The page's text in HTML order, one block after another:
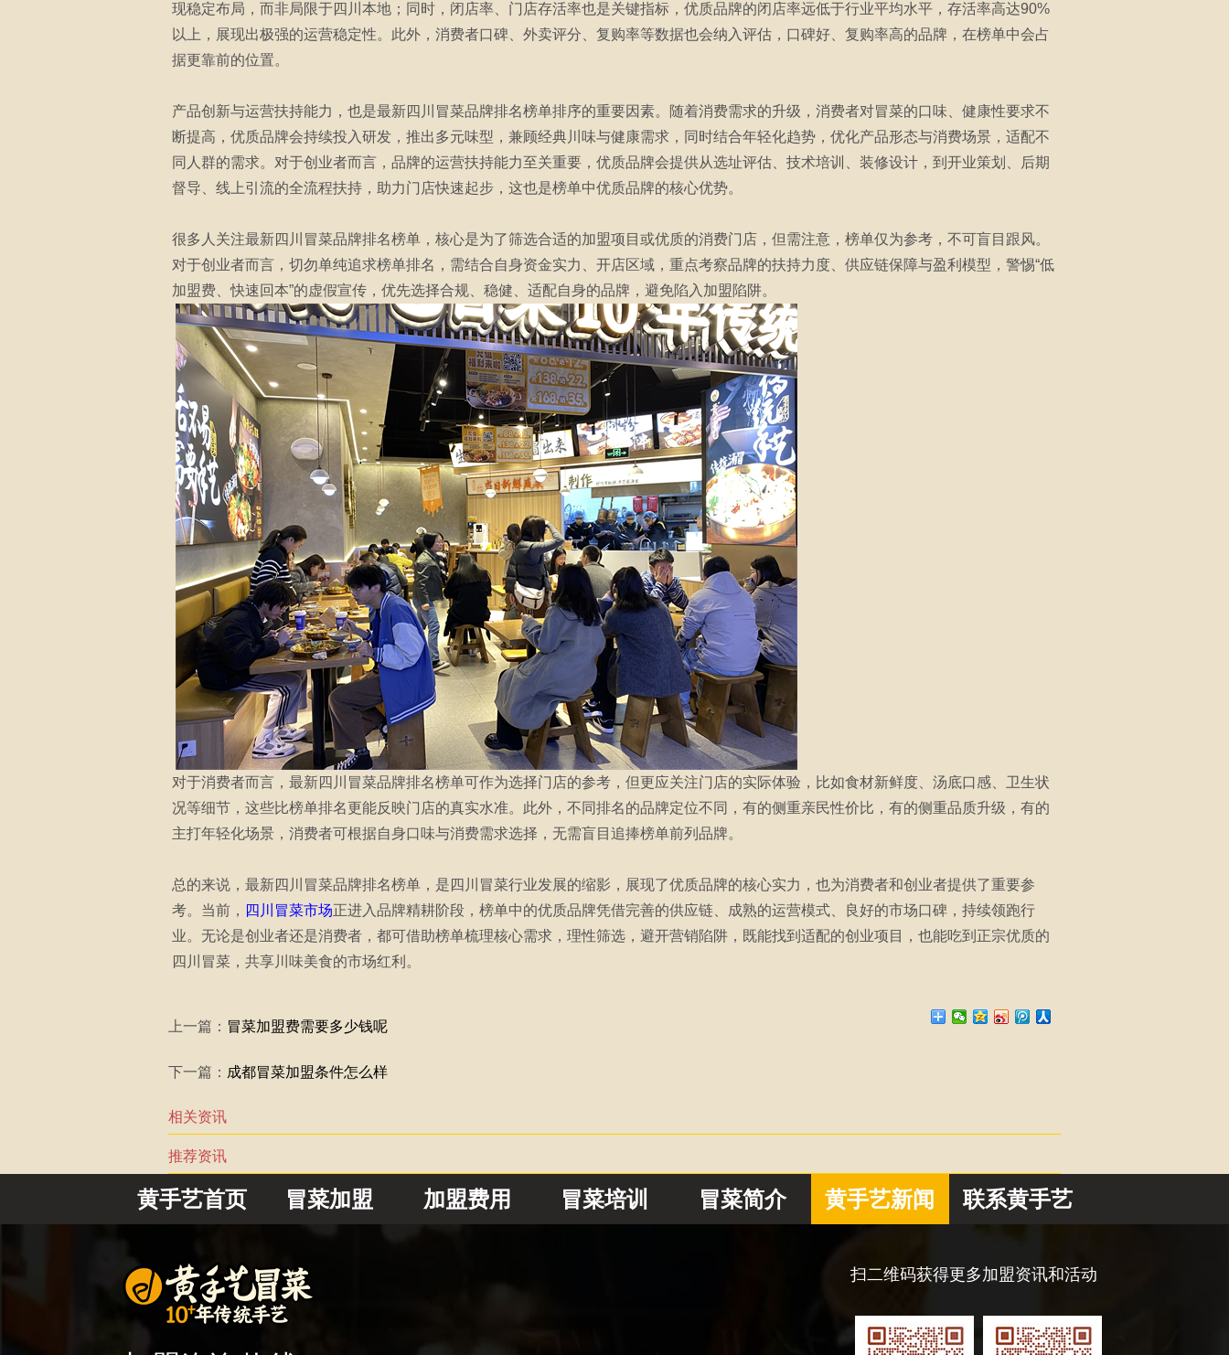
现稳定布局，而非局限于四川本地；同时，闭店率、门店存活率也是关键指标，优质品牌的闭店率远低于行业平均水平，存活率高达90%
以上，展现出极强的运营稳定性。此外，消费者口碑、外卖评分、复购率等数据也会纳入评估，口碑好、复购率高的品牌，在榜单中会占
据更靠前的位置。
产品创新与运营扶持能力，也是最新四川冒菜品牌排名榜单排序的重要因素。随着消费需求的升级，消费者对冒菜的口味、健康性要求不
断提高，优质品牌会持续投入研发，推出多元味型，兼顾经典川味与健康需求，同时结合年轻化趋势，优化产品形态与消费场景，适配不
同人群的需求。对于创业者而言，品牌的运营扶持能力至关重要，优质品牌会提供从选址评估、技术培训、装修设计，到开业策划、后期
督导、线上引流的全流程扶持，助力门店快速起步，这也是榜单中优质品牌的核心优势。
很多人关注最新四川冒菜品牌排名榜单，核心是为了筛选合适的加盟项目或优质的消费门店，但需注意，榜单仅为参考，不可盲目跟风。
对于创业者而言，切勿单纯追求榜单排名，需结合自身资金实力、开店区域，重点考察品牌的扶持力度、供应链保障与盈利模型，警惕“低
加盟费、快速回本”的虚假宣传，优先选择合规、稳健、适配自身的品牌，避免陷入加盟陷阱。
对于消费者而言，最新四川冒菜品牌排名榜单可作为选择门店的参考，但更应关注门店的实际体验，比如食材新鲜度、汤底口感、卫生状
况等细节，这些比榜单排名更能反映门店的真实水准。此外，不同排名的品牌定位不同，有的侧重亲民性价比，有的侧重品质升级，有的
主打年轻化场景，消费者可根据自身口味与消费需求选择，无需盲目追捧榜单前列品牌。
总的来说，最新四川冒菜品牌排名榜单，是四川冒菜行业发展的缩影，展现了优质品牌的核心实力，也为消费者和创业者提供了重要参
考。当前， 四川冒菜市场正进入品牌精耕阶段，榜单中的优质品牌凭借完善的供应链、成熟的运营模式、良好的市场口碑，持续领跑行
业。无论是创业者还是消费者，都可借助榜单梳理核心需求，理性筛选，避开营销陷阱，既能找到适配的创业项目，也能吃到正宗优质的
四川冒菜，共享川味美食的市场红利。
上一篇： 冒菜加盟费需要多少钱呢
下一篇： 成都冒菜加盟条件怎么样
相关资讯
推荐资讯
黄手艺首页 冒菜加盟 加盟费用 冒菜培训 冒菜简介 黄手艺新闻 联系黄手艺
扫二维码获得更多加盟资讯和活动